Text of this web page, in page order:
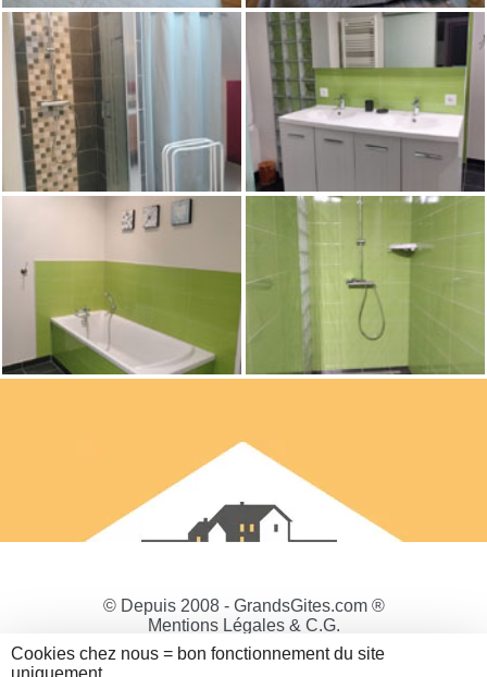
© Depuis 2008 - GrandsGites.com ®
Mentions Légales & C.G.
Politique de Confidentialité
Gestion des cookies
Cookies chez nous = bon fonctionnement du site
uniquement